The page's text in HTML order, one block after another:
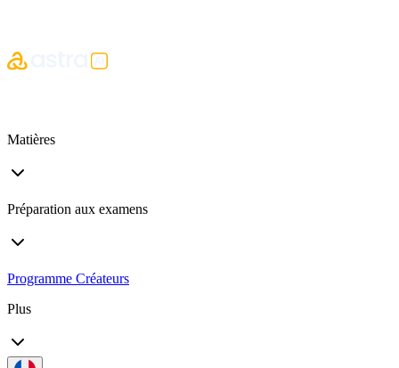
Matières
Préparation aux examens
Programme Créateurs
Plus